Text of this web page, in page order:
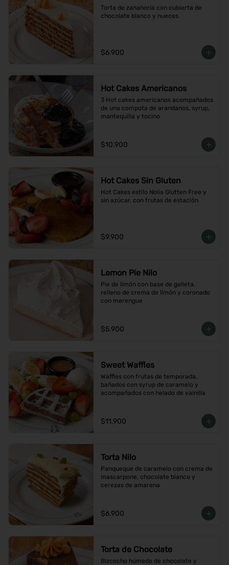
Torta de zanahoria con cubierta de
chocolate blanco y nueces.
$6.900
Hot Cakes Americanos
3 Hot cakes americanos acompañados
de una compota de arandanos, syrup,
mantequilla y tocino
$10.900
Hot Cakes Sin Gluten
Hot Cakes estilo Nolia Glutten Free y
sin azúcar, con frutas de estación
$9.900
Lemon Pie Nilo
Pie de limón con base de galleta,
relleno de crema de limón y coronado
con merengue
$5.900
Sweet Waffles
Waffles con frutas de temporada,
bañados con syrup de caramelo y
acompañados con helado de vainilla
$11.900
Torta Nilo
Panqueque de caramelo con crema de
mascarpone, chocolate blanco y
cerezas de amarena
$6.900
Torta de Chocolate
Bizcocho húmedo de chocolate y